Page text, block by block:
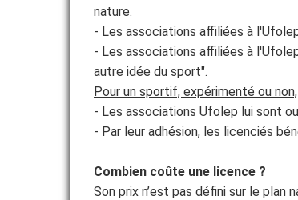
nature.
- Les associations affiliées à
- Les associations affiliées à
autre idée du sport".
Pour un sportif, expérimenté ou
- Les associations Ufolep lui sont
- Par leur adhésion, les licenciés
Combien coûte une licence ?
Son prix n’est pas défini sur le plan